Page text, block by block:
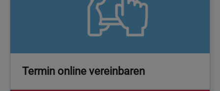
Termin online vereinbaren